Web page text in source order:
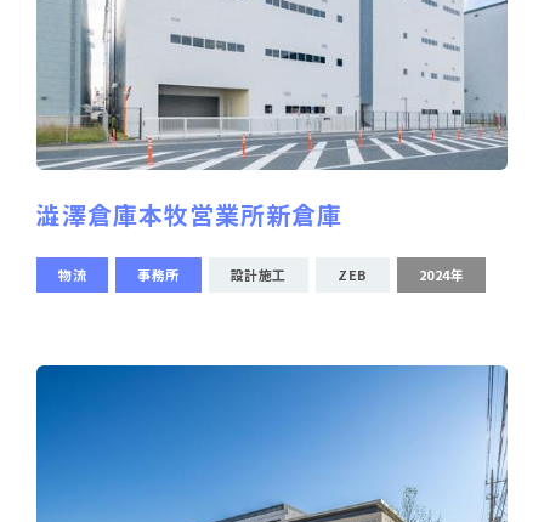
澁澤倉庫本牧営業所新倉庫
物流 事務所 設計施工 ZEB 2024年